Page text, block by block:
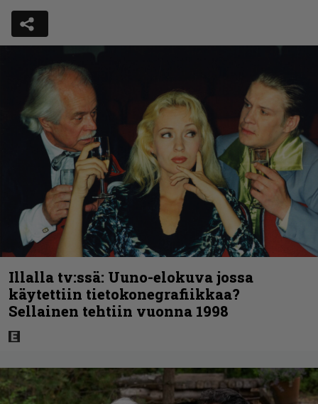
Illalla tv:ssä: Uuno-elokuva jossa
käytettiin tietokonegrafiikkaa?
Sellainen tehtiin vuonna 1998